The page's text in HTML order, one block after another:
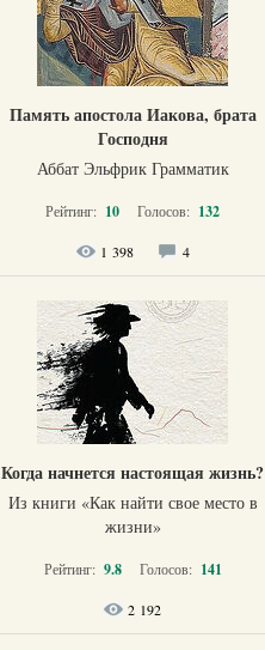
Память апостола Иакова, брата
Господня
Аббат Эльфрик Грамматик
Рейтинг: 10 Голосов: 132
1 398 4
Когда начнется настоящая жизнь?
Из книги «Как найти свое место в
жизни​»
Рейтинг: 9.8 Голосов: 141
2 192